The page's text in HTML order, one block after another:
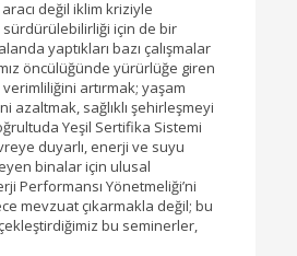
değil iklim kriziyle
için de bir
yaptıkları bazı çalışmalar
öncülüğünde yürürlüğe giren
artırmak; yaşam
sağlıklı şehirleşmeyi
Yeşil Sertifika Sistemi
duyarlı, enerji ve suyu
binalar için ulusal
Performansı Yönetmeliği’ni
mevzuat çıkarmakla değil; bu
bu seminerler,